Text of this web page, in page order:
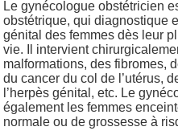
Le gynécologue obstétricien
obstétrique, qui diagnostique
génital des femmes dès leur
vie. Il intervient
malformations, des fibromes,
du cancer du col de l’utérus,
l’herpès génital, etc. Le
également les femmes
normale ou de grossesse à